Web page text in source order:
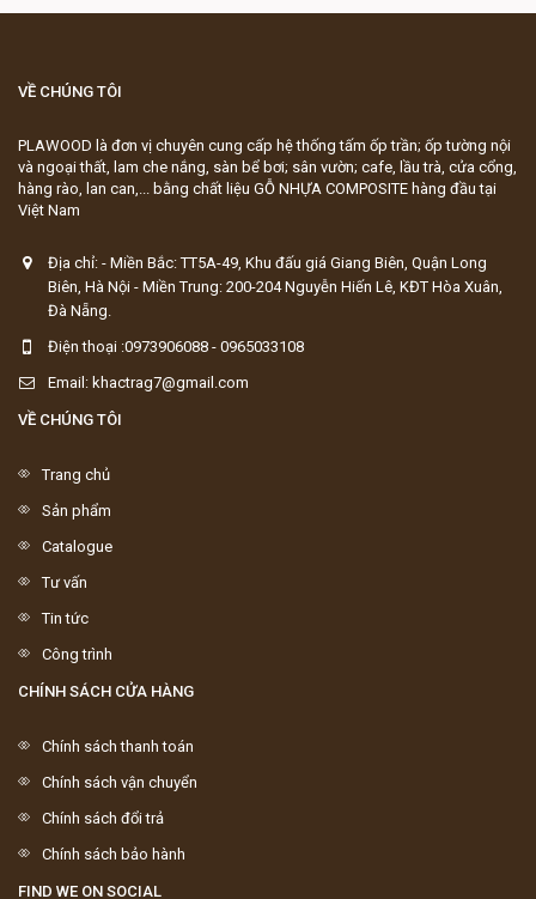
VỀ CHÚNG TÔI
PLAWOOD là đơn vị chuyên cung cấp hệ thống tấm ốp trần; ốp tường nội
và ngoại thất, lam che nắng, sàn bể bơi; sân vườn; cafe, lầu trà, cửa cổng,
hàng rào, lan can,... bằng chất liệu GỖ NHỰA COMPOSITE hàng đầu tại
Việt Nam
Địa chỉ: - Miền Bắc: TT5A-49, Khu đấu giá Giang Biên, Quận Long
Biên, Hà Nội - Miền Trung: 200-204 Nguyễn Hiến Lê, KĐT Hòa Xuân,
Đà Nẵng.
Điện thoại :0973906088 - 0965033108
Email: khactrag7@gmail.com
VỀ CHÚNG TÔI
Trang chủ
Sản phẩm
Catalogue
Tư vấn
Tin tức
Công trình
CHÍNH SÁCH CỬA HÀNG
Chính sách thanh toán
Chính sách vận chuyển
Chính sách đổi trả
Chính sách bảo hành
FIND WE ON SOCIAL